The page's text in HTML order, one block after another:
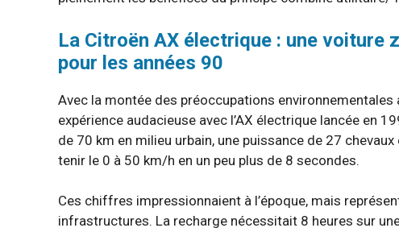
La Citroën AX électrique : une voiture
pour les années 90
Avec la montée des préoccupations
expérience audacieuse avec l’AX électrique lancée en
de 70 km en milieu urbain, une puissance de 27
tenir le 0 à 50 km/h en un peu plus de 8 secondes.
Ces chiffres impressionnaient à l’époque, mais
infrastructures. La recharge nécessitait 8 heures sur